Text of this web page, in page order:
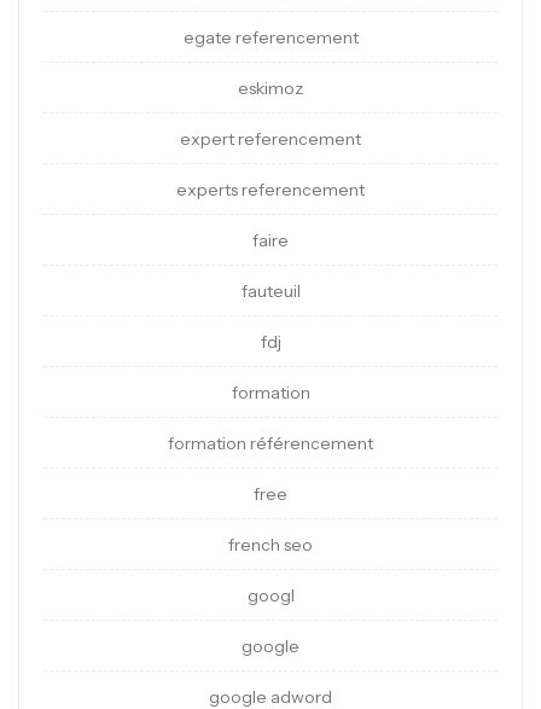
egate referencement
eskimoz
expert referencement
experts referencement
faire
fauteuil
fdj
formation
formation référencement
free
french seo
googl
google
google adword